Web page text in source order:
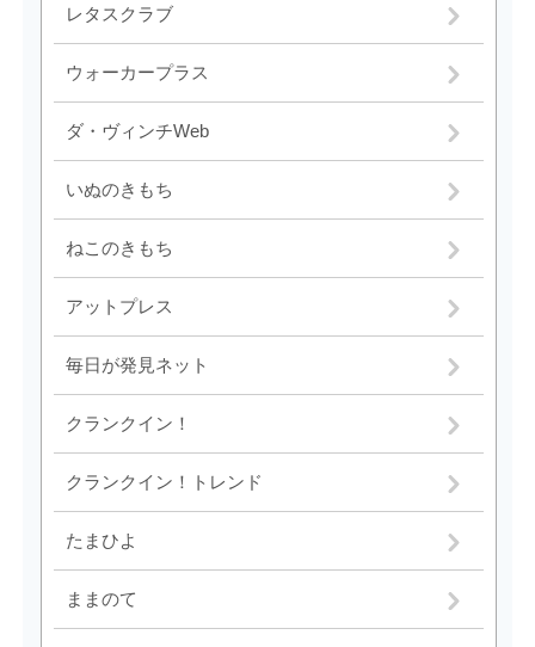
レタスクラブ
ウォーカープラス
ダ・ヴィンチWeb
いぬのきもち
ねこのきもち
アットプレス
毎日が発見ネット
クランクイン！
クランクイン！トレンド
たまひよ
ままのて